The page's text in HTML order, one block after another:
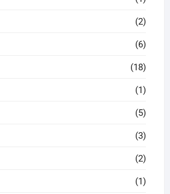
(2)
(6)
(18)
(1)
(5)
(3)
(2)
(1)